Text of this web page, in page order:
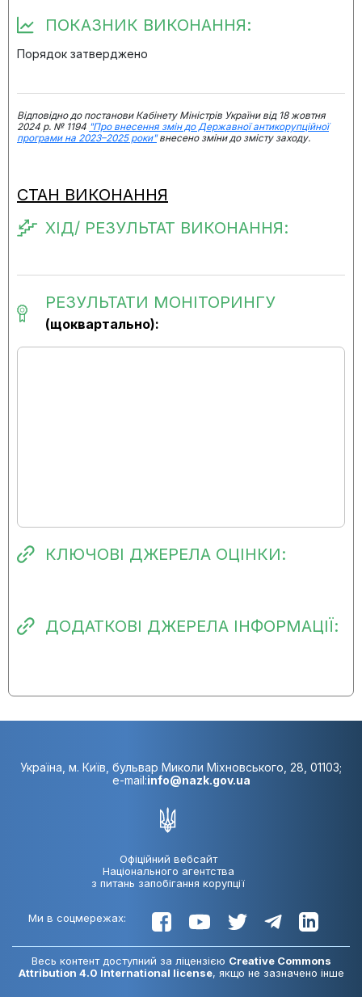
ПОКАЗНИК ВИКОНАННЯ:
Порядок затверджено
Відповідно до постанови Кабінету Міністрів України від 18 жовтня
2024 р. № 1194 "Про внесення змін до Державної антикорупційної
програми на 2023–2025 роки"внесено зміни до змісту заходу.
СТАН ВИКОНАННЯ
ХІД/ РЕЗУЛЬТАТ ВИКОНАННЯ:
РЕЗУЛЬТАТИ МОНІТОРИНГУ
(щоквартально):
КЛЮЧОВІ ДЖЕРЕЛА ОЦІНКИ:
ДОДАТКОВІ ДЖЕРЕЛА ІНФОРМАЦІЇ:
Україна, м. Київ, бульвар Миколи Міхновського, 28, 01103;
e-mail:info@nazk.gov.ua
Офіційний вебсайт
Національного агентства
з питань запобігання корупції
Ми в соцмережах:
Весь контент доступний за ліцензією Creative Commons
Attribution 4.0 International license, якщо не зазначено інше